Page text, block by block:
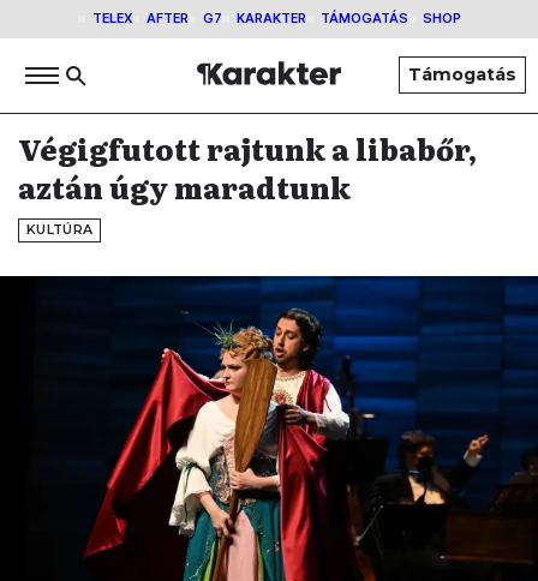
TELEX AFTER G7 KARAKTER TÁMOGATÁS SHOP
Támogatás
Végigfutott rajtunk a libabőr,
aztán úgy maradtunk
KULTÚRA